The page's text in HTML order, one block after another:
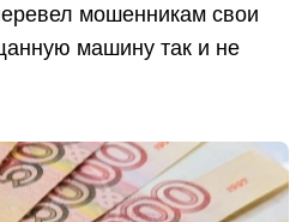
мошенникам свои
машину так и не